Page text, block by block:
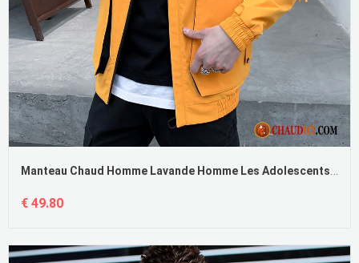
Manteau Chaud Homme Lavande Homme Les Adolescents Étudiant Décontractée Jaune Pas Cher
€ 49.80